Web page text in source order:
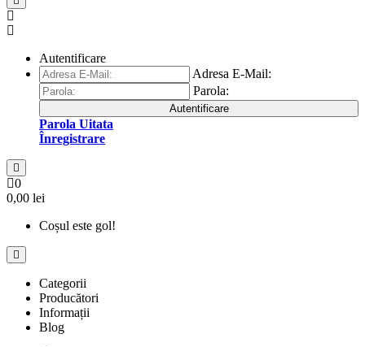
Autentificare
Adresa E-Mail:
Parola:
Autentificare
Parola Uitata
Înregistrare
0
0,00 lei
Coșul este gol!
Categorii
Producători
Informații
Blog